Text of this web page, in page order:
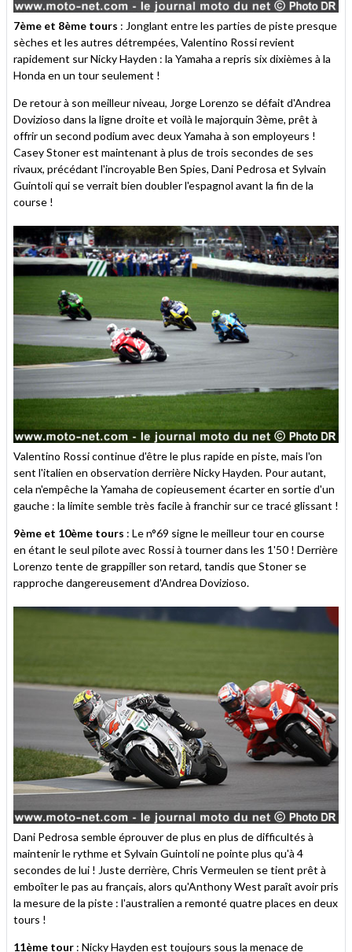
7ème et 8ème tours : Jonglant entre les parties de piste presque
sèches et les autres détrempées, Valentino Rossi revient
rapidement sur Nicky Hayden : la Yamaha a repris six dixièmes à la
Honda en un tour seulement !
De retour à son meilleur niveau, Jorge Lorenzo se défait d'Andrea
Dovizioso dans la ligne droite et voilà le majorquin 3ème, prêt à
offrir un second podium avec deux Yamaha à son employeurs !
Casey Stoner est maintenant à plus de trois secondes de ses
rivaux, précédant l'incroyable Ben Spies, Dani Pedrosa et Sylvain
Guintoli qui se verrait bien doubler l'espagnol avant la fin de la
course !
Valentino Rossi continue d'être le plus rapide en piste, mais l'on
sent l'italien en observation derrière Nicky Hayden. Pour autant,
cela n'empêche la Yamaha de copieusement écarter en sortie d'un
gauche : la limite semble très facile à franchir sur ce tracé glissant !
9ème et 10ème tours : Le n°69 signe le meilleur tour en course
en étant le seul pilote avec Rossi à tourner dans les 1'50 ! Derrière
Lorenzo tente de grappiller son retard, tandis que Stoner se
rapproche dangereusement d'Andrea Dovizioso.
Dani Pedrosa semble éprouver de plus en plus de difficultés à
maintenir le rythme et Sylvain Guintoli ne pointe plus qu'à 4
secondes de lui ! Juste derrière, Chris Vermeulen se tient prêt à
emboîter le pas au français, alors qu'Anthony West paraît avoir pris
la mesure de la piste : l'australien a remonté quatre places en deux
tours !
11ème tour : Nicky Hayden est toujours sous la menace de